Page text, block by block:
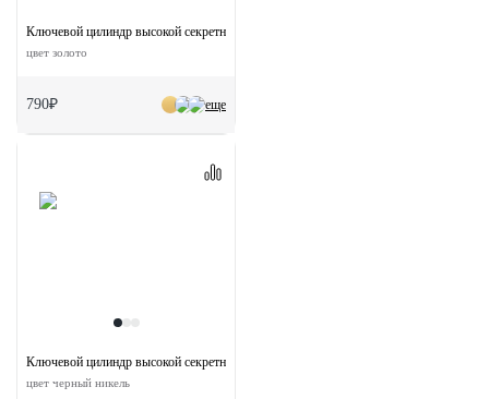
еще
Ключевой цилиндр высокой секретности HS 60C PG (60мм)
цвет золото
790₽
Ключевой цилиндр высокой секретности HS 60CK BN с заверткой (60мм)
цвет черный никель